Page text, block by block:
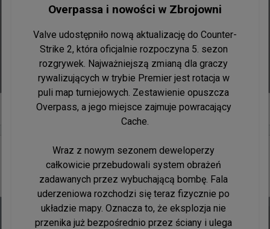
0
wojteq 15 minut temu
36-letni zawodnik z Francji nie do końca poradził
sobie w Paryżu
Overpassa i nowości w Zbrojowni
Valve udostępniło nową aktualizację do Counter-
Strike 2, która oficjalnie rozpoczyna 5. sezon
rozgrywek. Najważniejszą zmianą dla graczy
rywalizujących w trybie Premier jest rotacja w
puli map turniejowych. Zestawienie opuszcza
Overpass, a jego miejsce zajmuje powracający
Cache.
Wraz z nowym sezonem deweloperzy
całkowicie przebudowali system obrażeń
zadawanych przez wybuchającą bombę. Fala
uderzeniowa rozchodzi się teraz fizycznie po
układzie mapy. Oznacza to, że eksplozja nie
przenika już bezpośrednio przez ściany i ulega